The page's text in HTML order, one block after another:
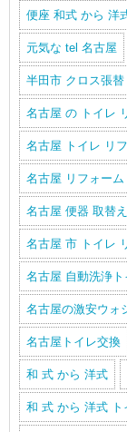
便座 和式 から 洋
元気な tel 名古屋
半田市 クロス張替
名古屋 の トイレ
名古屋 トイレ リ
名古屋 リフォーム
名古屋 便器 取替え
名古屋 市 トイレ
名古屋 自動洗浄
名古屋の激安ウォ
名古屋トイレ交換
和 式 から 洋式
和 式 から 洋式 ト